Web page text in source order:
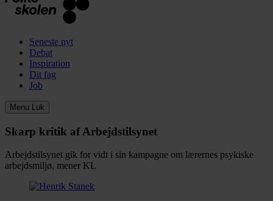
Seneste nyt
Debat
Inspiration
Dit fag
Job
Menu Luk
Skarp kritik af Arbejdstilsynet
Arbejdstilsynet gik for vidt i sin kampagne om lærernes psykiske
arbejdsmiljø, mener KL